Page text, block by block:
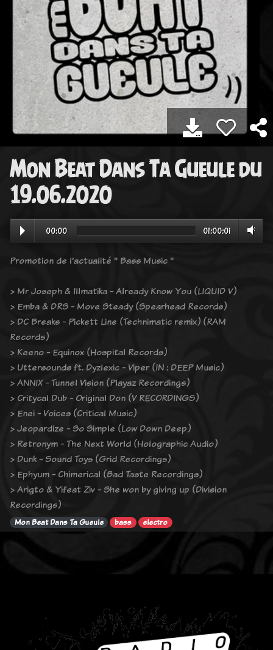
Mon Beat Dans Ta Gueule du
19.06.2020
00:00 01:00:01
Promotion de l'actualité " Bass Music "
> Mr Joseph & Illmatika - Already Know You (LIQUID V)
> Emba & DRS - Move Steady (Spearhead Records)
> DC Breaks - Pickett Line (Technimatic remix) (RAM
Records)
> Keeno - Equinox (Hospital Records)
> Uttersounds ft. Dyzlexic - Viper (IN : DEEP Music)
> ANNIX - Tunnel Vision (Playaz Recordings)
> Critycal Dub - Original Don (V RECORDINGS)
> Enei - Voices (Critical Music)
> Jeopardize - So Simple (Low Down Deep)
> Retronym - The Next World (Holographic Audio)
> Dunk - Sound Toys (Grid Recordings)
> Ephyum - Chimerical (Bad Taste Recordings)
> Arigto & Yifeat Ziv - She won by giving up (Division
Recordings)
Mon Beat Dans Ta Gueule bass electro